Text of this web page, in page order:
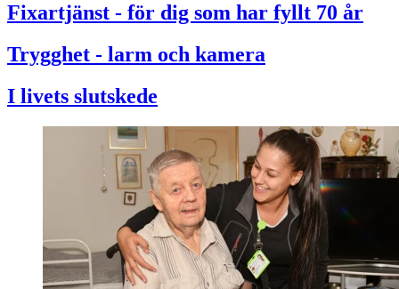
Fixartjänst - för dig som har fyllt 70 år
Trygghet - larm och kamera
I livets slutskede